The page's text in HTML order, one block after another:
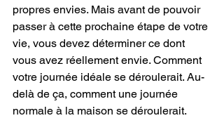
propres envies. Mais avant de pouvoir
passer à cette prochaine étape de votre
vie, vous devez déterminer ce dont
vous avez réellement envie. Comment
votre journée idéale se déroulerait. Au-
delà de ça, comment une journée
normale à la maison se déroulerait.